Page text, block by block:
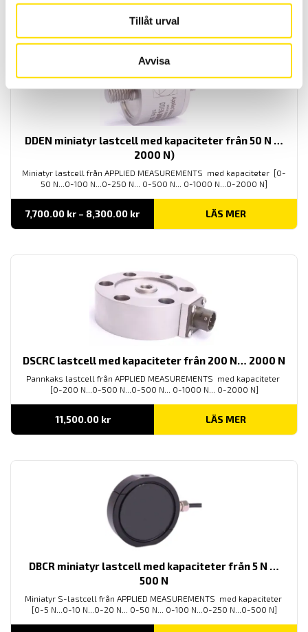
Tillåt urval
Avvisa
4,900.00 kr
8,100.00 kr
DDEN miniatyr lastcell med kapaciteter från 50 N …
2000 N)
Miniatyr lastcell från APPLIED MEASUREMENTS med kapaciteter [0-
50 N...0-100 N...0-250 N... 0-500 N... 0-1000 N...0-2000 N]
7,700.00 kr – 8,300.00 krPrisintervall:
till
LÄS MER
DSCRC lastcell med kapaciteter från 200 N… 2000 N
Pannkaks lastcell från APPLIED MEASUREMENTS med kapaciteter
[0-200 N...0-500 N...0-500 N... 0-1000 N... 0-2000 N]
11,500.00 kr LÄS MER
DBCR miniatyr lastcell med kapaciteter från 5 N …
500 N
Miniatyr S-lastcell från APPLIED MEASUREMENTS med kapaciteter
[0-5 N...0-10 N...0-20 N... 0-50 N... 0-100 N...0-250 N...0-500 N]